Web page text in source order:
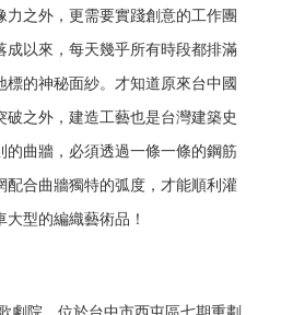
之外，更需要實踐創意的工作團
成以來，每天幾乎所有時段都排滿
標的神秘面紗。才知道原來台中國
之外，建造工藝也是台灣建築史
的曲牆，必須透過一條一條的鋼筋
配合曲牆獨特的弧度，才能順利灌
型的編織藝術品！